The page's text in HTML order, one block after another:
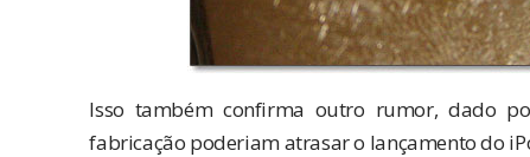
Isso também confirma outro rumor, dado
fabricação poderiam atrasar o lançamento do